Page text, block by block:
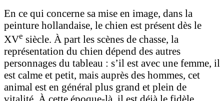
En ce qui concerne sa mise en image, dans la
peinture hollandaise, le chien est présent dès le
XVe siècle. À part les scènes de chasse, la
représentation du chien dépend des autres
personnages du tableau : s’il est avec une femme, il
est calme et petit, mais auprès des hommes, cet
animal est en général plus grand et plein de